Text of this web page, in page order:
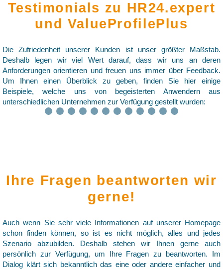
Testimonials zu HR24.expert
und ValueProfilePlus
Die Zufriedenheit unserer Kunden ist unser größter Maßstab.
Deshalb legen wir viel Wert darauf, dass wir uns an deren
Anforderungen orientieren und freuen uns immer über Feedback.
Um Ihnen einen Überblick zu geben, finden Sie hier einige
Beispiele, welche uns von begeisterten Anwendern aus
unterschiedlichen Unternehmen zur Verfügung gestellt wurden:
Ihre Fragen beantworten wir
gerne!
Auch wenn Sie sehr viele Informationen auf unserer Homepage
schon finden können, so ist es nicht möglich, alles und jedes
Szenario abzubilden. Deshalb stehen wir Ihnen gerne auch
persönlich zur Verfügung, um Ihre Fragen zu beantworten. Im
Dialog klärt sich bekanntlich das eine oder andere einfacher und